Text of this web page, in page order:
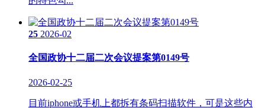
25 2026-02
全国政协十二届二次会议提案第0149号
2026-02-25
目前iphone或手机上都拆有条码扫描软件，可是这些内